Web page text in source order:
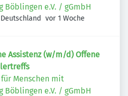
Böblingen e.V. / gGmbH
Veröffentlicht
vor 1 Woche
Assistenz (w/m/d) Offene
Menschen mit
Böblingen e.V. / gGmbH